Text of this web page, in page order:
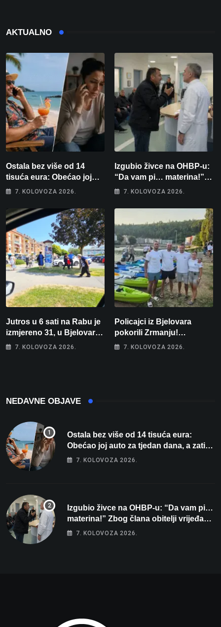
AKTUALNO
Ostala bez više od 14
tisuća eura: Obećao joj
auto za tjedan dana, a
7. KOLOVOZA 2026.
Izgubio živce na OHBP-u:
“Da vam pi… materina!”
Zbog člana obitelji vrijeđao
7. KOLOVOZA 2026.
Jutros u 6 sati na Rabu je
izmjereno 31, u Bjelovaru
malo više od 25. Stiže nam
7. KOLOVOZA 2026.
Policajci iz Bjelovara
pokorili Zrmanju!
Magdalena i Tomislav
7. KOLOVOZA 2026.
NEDAVNE OBJAVE
Ostala bez više od 14 tisuća eura:
Obećao joj auto za tjedan dana, a zatim
izmišljao opravdanja
7. KOLOVOZA 2026.
Izgubio živce na OHBP-u: “Da vam pi…
materina!” Zbog člana obitelji vrijeđao i
vikao na djelatnike
7. KOLOVOZA 2026.